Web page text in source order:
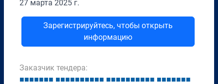
27 марта 2025 г.
Зарегистрируйтесь, чтобы открыть
информацию
Заказчик тендера:
■■■■■■■ ■■■■■■■■■■ ■■■■■■■■■■ ■■■■■■■